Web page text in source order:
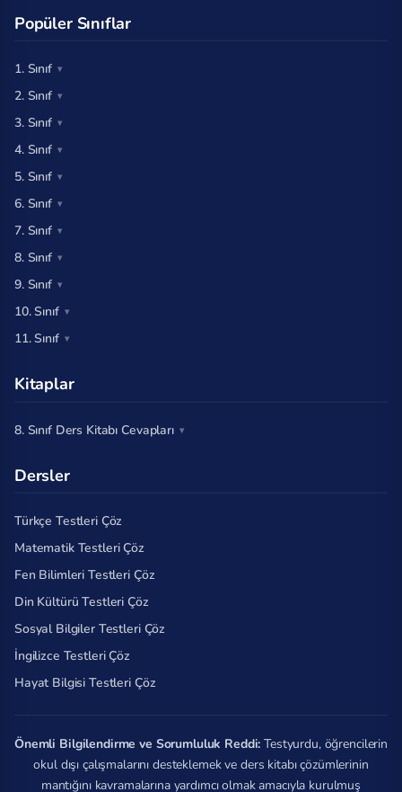
Popüler Sınıflar
1. Sınıf
2. Sınıf
3. Sınıf
4. Sınıf
5. Sınıf
6. Sınıf
7. Sınıf
8. Sınıf
9. Sınıf
10. Sınıf
11. Sınıf
Kitaplar
8. Sınıf Ders Kitabı Cevapları
Dersler
Türkçe Testleri Çöz
Matematik Testleri Çöz
Fen Bilimleri Testleri Çöz
Din Kültürü Testleri Çöz
Sosyal Bilgiler Testleri Çöz
İngilizce Testleri Çöz
Hayat Bilgisi Testleri Çöz
Önemli Bilgilendirme ve Sorumluluk Reddi: Testyurdu, öğrencilerin
okul dışı çalışmalarını desteklemek ve ders kitabı çözümlerinin
mantığını kavramalarına yardımcı olmak amacıyla kurulmuş